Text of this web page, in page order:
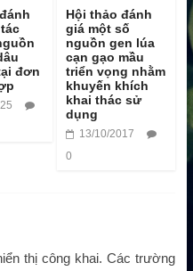
đơn
Hội thảo đánh
giá một số
nguồn gen lúa
cạn gạo mầu
triển vọng nhằm
khuyến khích
khai thác sử
dụng
13/10/2017
0
thị công khai. Các trường